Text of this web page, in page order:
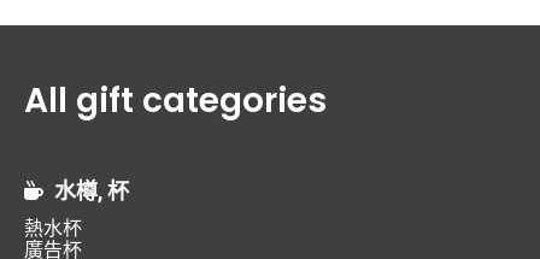
All gift categories
水樽, 杯
熱水杯
廣告杯